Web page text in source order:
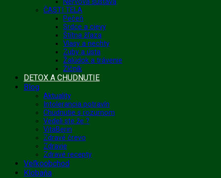
ČASTI TELA
Pečeň
Srdce a cievy
Štítna žľaza
Vlasy a nechty
Zuby a ústa
Žalúdok a trávenie
Žlčník
DETOX A CHUDNUTIE
Blog
Aktuality
Intolerancia potravín
Chudnutie s rozumom
Vedeli ste že ?
VitaBerin
Zdravé črevo
Zdravie
Zdravé recepty
Veľkoobchod
Klobaňa